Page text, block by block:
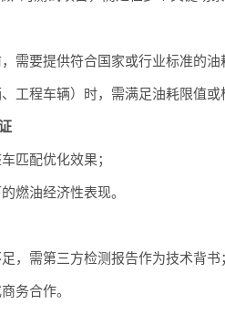
需要提供符合国家或行业标准的油
工程车辆）时，需满足油耗限值或
匹配优化效果；
燃油经济性表现。
，需第三方检测报告作为技术背书
务合作。